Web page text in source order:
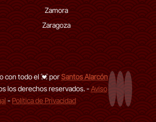
Zamora
Zaragoza
con todo el 💓 porSantos Alarcón
los derechos reservados. -Aviso
-Política de Privacidad
Página Web
LinkedIn
GitHub